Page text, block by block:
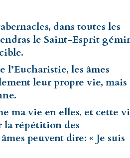
dans toutes les
le Saint-Esprit gémir
l’Eucharistie, les âmes
leur propre vie, mais
ma vie en elles, et cette
la répétition des
peuvent dire: « Je suis